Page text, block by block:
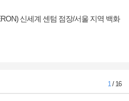
신세계 센텀 점장/서울 지역 백화
1/ 16